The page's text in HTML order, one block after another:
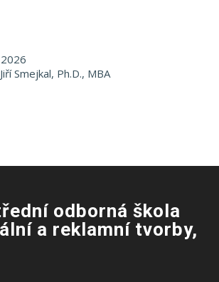
Smejkal, Ph.D., MBA
odborná škola
a reklamní tvorby,